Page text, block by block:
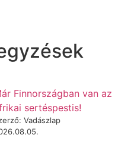
Finnországban van az
sertéspestis!
Vadászlap